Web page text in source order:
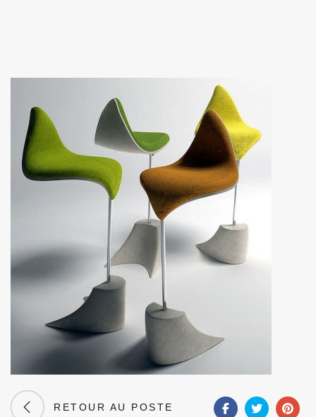
RETOUR AU POSTE